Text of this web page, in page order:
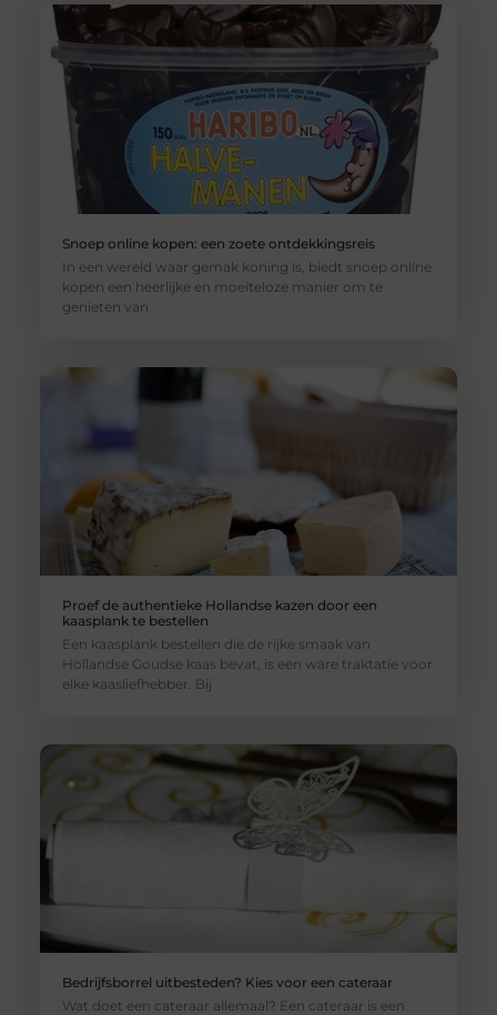
Snoep online kopen: een zoete ontdekkingsreis
In een wereld waar gemak koning is, biedt snoep online
kopen een heerlijke en moeiteloze manier om te
genieten van
Proef de authentieke Hollandse kazen door een
kaasplank te bestellen
Een kaasplank bestellen die de rijke smaak van
Hollandse Goudse kaas bevat, is een ware traktatie voor
elke kaasliefhebber. Bij
Bedrijfsborrel uitbesteden? Kies voor een cateraar
Wat doet een cateraar allemaal? Een cateraar is een